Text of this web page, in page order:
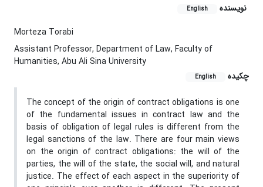
نویسنده English
Morteza Torabi
Assistant Professor, Department of Law, Faculty of
Humanities, Abu Ali Sina University
چکیده
English
The concept of the origin of contract obligations is one
of the fundamental issues in contract law and the
basis of obligation of legal rules is different from the
legal sanctions of the law. There are four main views
on the origin of contract obligations: the will of the
parties, the will of the state, the social will, and natural
justice. The effect of each aspect in the superiority of